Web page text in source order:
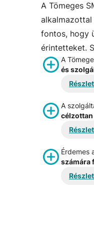
A Tömeges
alkalmazottal
fontos, hogy
érintetteket.
A
és
A
Érdemes
számára